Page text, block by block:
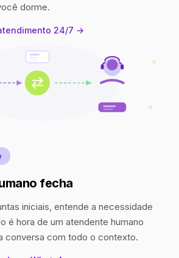
dorme.
24/7 →
fecha
iniciais, entende a necessidade
é hora de um atendente humano
conversa com todo o contexto.